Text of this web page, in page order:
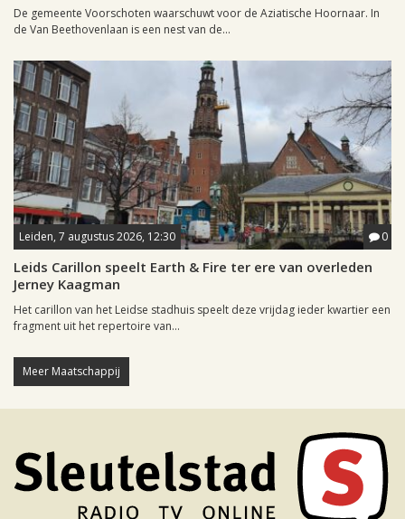
De gemeente Voorschoten waarschuwt voor de Aziatische Hoornaar. In
de Van Beethovenlaan is een nest van de...
Leiden, 7 augustus 2026, 12:30 0
Leids Carillon speelt Earth & Fire ter ere van overleden
Jerney Kaagman
Het carillon van het Leidse stadhuis speelt deze vrijdag ieder kwartier een
fragment uit het repertoire van...
Meer Maatschappij